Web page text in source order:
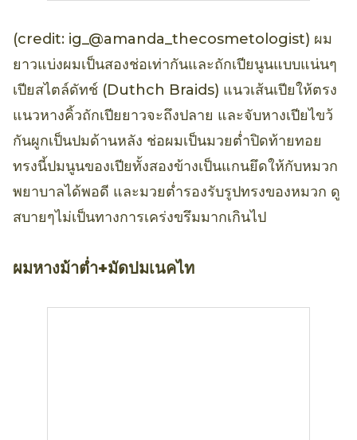
(credit: ig_@amanda_thecosmetologist) ผม
ยาวแบ่งผมเป็นสองช่อเท่ากันและถักเปียนูนแบบแน่นๆ
เปียสไตล์ดัทช์ (Duthch Braids) แนวเส้นเปียให้ตรง
แนวหางคิ้วถักเปียยาวจะถึงปลาย และจับหางเปียไขว้
กันผูกเป็นปมด้านหลัง ช่อผมเป็นมวยต่ำปิดท้ายทอย
ทรงนี้ปมนูนของเปียทั้งสองข้างเป็นแกนยึดให้กับหมวก
พยาบาลได้พอดี และมวยต่ำรองรับรูปทรงของหมวก ดู
สบายๆไม่เป็นทางการเคร่งขรึมมากเกินไป
ผมหางม้าต่ำ+มัดปมเนคไท